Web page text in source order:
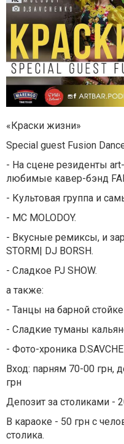
«Краски жизни»
Special guest Fusion
- На сцене резиденты
любимые кавер-бэнд
- Культовая группа и
- MC МOLODOY.
- Вкусные ремиксы, и
STORM| DJ BORSH.
- Сладкое PJ SHOW.
а также:
- Танцы на барной стойке
- Сладкие туманы
- Фото-хроника
Вход: парням 70-00 грн,
грн
Депозит за столиками -
В караоке - 50 грн с
столика.